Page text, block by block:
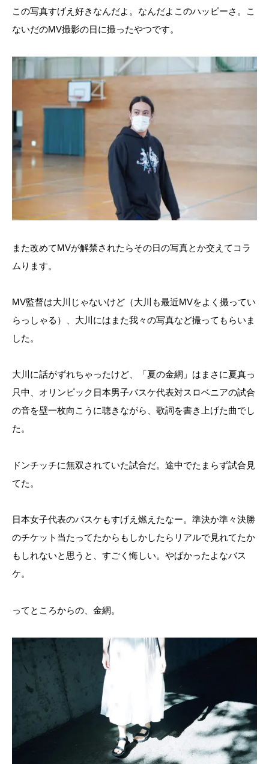
この写真すげえ好きなんだよ。なんだよこのハッピーさ。こ
ないだのMV撮影の日に撮ったやつです。
また改めてMVが解禁されたらその日の写真とか交えてコラ
ムります。
MV監督は大川じゃないけど（大川も最近MVをよく撮ってい
らっしゃる）、大川にはまた我々の写真など撮ってもらいま
した。
大川に話がずれちゃったけど、「夏の金網」はまさに夏真っ
只中、オリンピック日本男子バスケ代表対スロベニアの試合
の音を壁一枚向こうに聴きながら、歌詞を書き上げた曲でし
た。
ドンチッチに無双されていた試合だ。途中でたまらず試合見
てた。
日本女子代表のバスケもすげえ燃えたなー。準決か準々決勝
のチケット当たってたからもしかしたらリアルで見れてたか
もしれないと思うと、すごく悔しい。やばかったよなバス
ケ。
ってところからの、金網。